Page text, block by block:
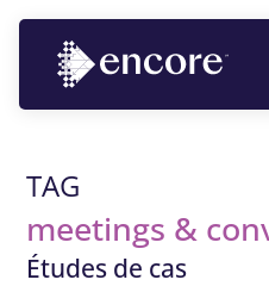
TAG
meetings &
Études de cas